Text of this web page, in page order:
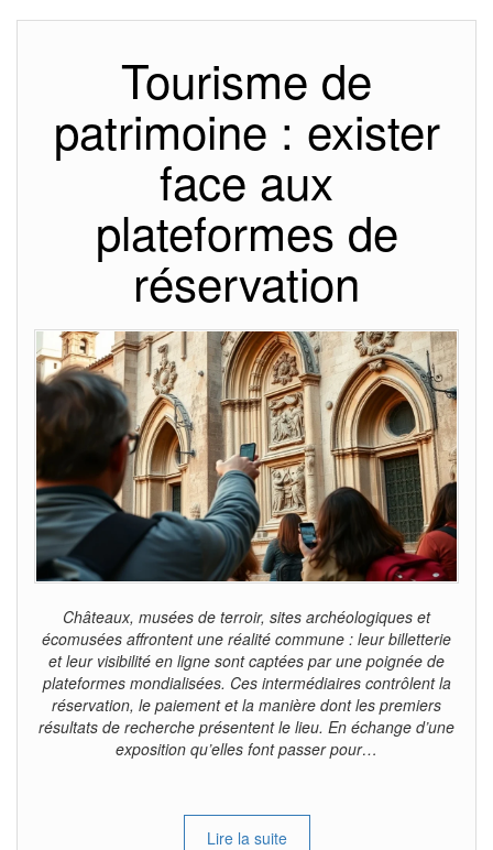
Tourisme de
patrimoine : exister
face aux
plateformes de
réservation
Châteaux, musées de terroir, sites archéologiques et
écomusées affrontent une réalité commune : leur billetterie
et leur visibilité en ligne sont captées par une poignée de
plateformes mondialisées. Ces intermédiaires contrôlent la
réservation, le paiement et la manière dont les premiers
résultats de recherche présentent le lieu. En échange d’une
exposition qu’elles font passer pour…
Lire la suite